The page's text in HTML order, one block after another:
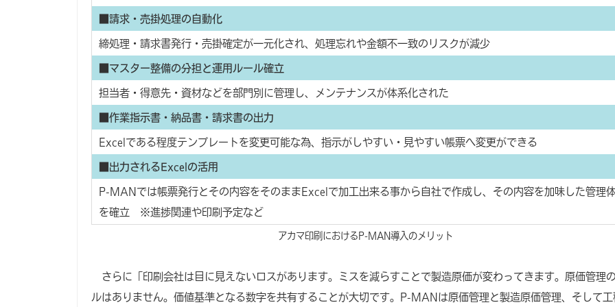
■請求・売掛処理の自動化
締処理・請求書発行・売掛確定が一元化され、処理忘れや金額不一致のリスクが減少
■マスター整備の分担と運用ルール確立
担当者・得意先・資材などを部門別に管理し、メンテナンスが体系化された
■作業指示書・納品書・請求書の出力
Excelである程度テンプレートを変更可能な為、指示がしやすい・見やすい帳票へ変更ができる
■出力されるExcelの活用
P-MANでは帳票発行とその内容をそのままExcelで加工出来る事から自社で作成し、その内容を加味した管理
を確立 ※進捗関連や印刷予定など
アカマ印刷におけるP-MAN導入のメリット
さらに「印刷会社は目に見えないロスがあります。ミスを減らすことで製造原価が変わってきます。原価管理
ルはありません。価値基準となる数字を共有することが大切です。P-MANは原価管理と製造原価管理、そして工